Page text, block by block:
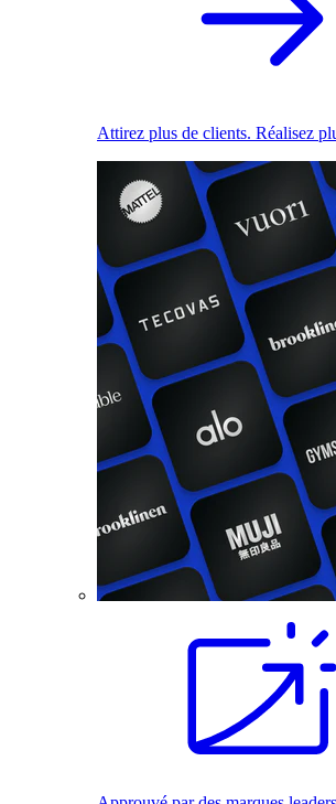
Attirez plus de clients. Réalisez